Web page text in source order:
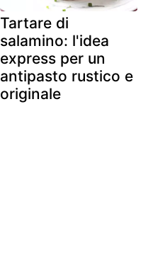
Tartare di
salamino: l'idea
express per un
antipasto rustico e
originale